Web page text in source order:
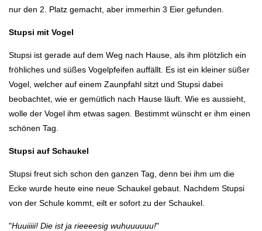
nur den 2. Platz gemacht, aber immerhin 3 Eier gefunden.
Stupsi mit Vogel
Stupsi ist gerade auf dem Weg nach Hause, als ihm plötzlich ein
fröhliches und süßes Vogelpfeifen auffällt. Es ist ein kleiner süßer
Vogel, welcher auf einem Zaunpfahl sitzt und Stupsi dabei
beobachtet, wie er gemütlich nach Hause läuft. Wie es aussieht,
wolle der Vogel ihm etwas sagen. Bestimmt wünscht er ihm einen
schönen Tag.
Stupsi auf Schaukel
Stupsi freut sich schon den ganzen Tag, denn bei ihm um die
Ecke wurde heute eine neue Schaukel gebaut. Nachdem Stupsi
von der Schule kommt, eilt er sofort zu der Schaukel.
"Huuiiiii! Die ist ja rieeeesig wuhuuuuuu!"